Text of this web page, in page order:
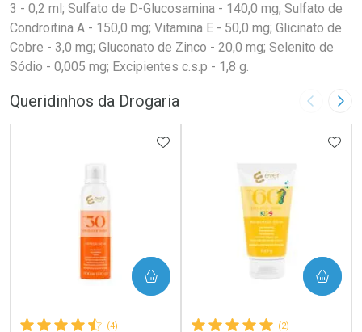
3 - 0,2 ml; Sulfato de D-Glucosamina - 140,0 mg; Sulfato de
Condroitina A - 150,0 mg; Vitamina E - 50,0 mg; Glicinato de
Cobre - 3,0 mg; Gluconato de Zinco - 20,0 mg; Selenito de
Sódio - 0,005 mg; Excipientes c.s.p - 1,8 g.
Queridinhos da Drogaria Imagem
(4)
ADICIONAR AOS FAVORITOS
COMPRAR
(2)
COMPRAR